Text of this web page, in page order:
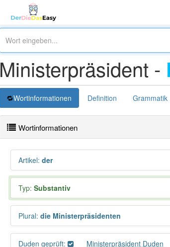
Ministerpräsident -
Wortinformationen Definition Grammatik
Wortinformationen
Artikel: der
Typ: Substantiv
Plural: die Ministerpräsidenten
Duden geprüft: Ministerpräsident Duden